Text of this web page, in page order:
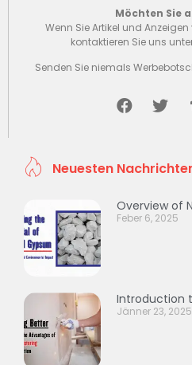
Möchten Sie
Wenn Sie Artikel und
kontaktieren Sie uns
Senden Sie niemals
Neuesten
Overview of
Feber 6, 2025
Introduction
Jänner 23, 2025